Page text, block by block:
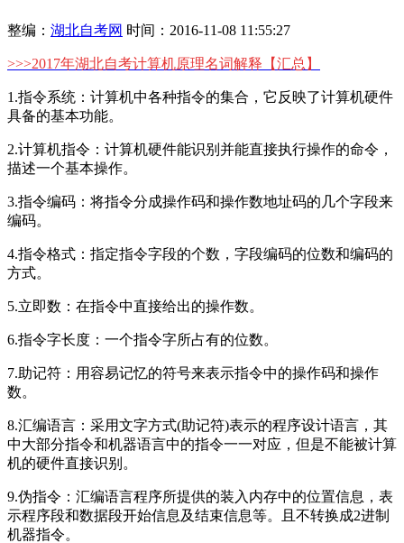
整编： 湖北自考网 时间：2016-11-08 11:55:27
>>>2017年湖北自考计算机原理名词解释【汇总】
1.指令系统：计算机中各种指令的集合，它反映了计算机硬件
具备的基本功能。
2.计算机指令：计算机硬件能识别并能直接执行操作的命令，
描述一个基本操作。
3.指令编码：将指令分成操作码和操作数地址码的几个字段来
编码。
4.指令格式：指定指令字段的个数，字段编码的位数和编码的
方式。
5.立即数：在指令中直接给出的操作数。
6.指令字长度：一个指令字所占有的位数。
7.助记符：用容易记忆的符号来表示指令中的操作码和操作
数。
8.汇编语言：采用文字方式(助记符)表示的程序设计语言，其
中大部分指令和机器语言中的指令一一对应，但是不能被计算
机的硬件直接识别。
9.伪指令：汇编语言程序所提供的装入内存中的位置信息，表
示程序段和数据段开始信息及结束信息等。且不转换成2进制
机器指令。